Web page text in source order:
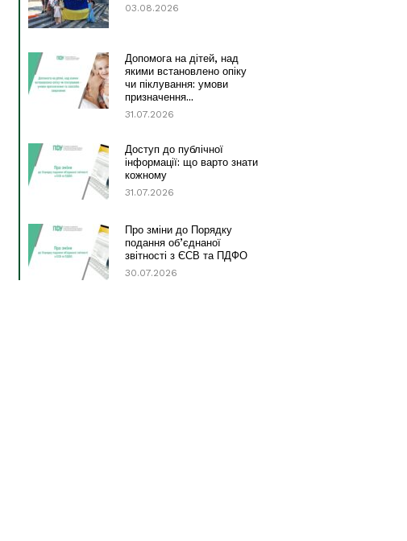
03.08.2026
Допомога на дітей, над
якими встановлено опіку
чи піклування: умови
призначення...
31.07.2026
Доступ до публічної
інформації: що варто знати
кожному
31.07.2026
Про зміни до Порядку
подання об’єднаної
звітності з ЄСВ та ПДФО
30.07.2026